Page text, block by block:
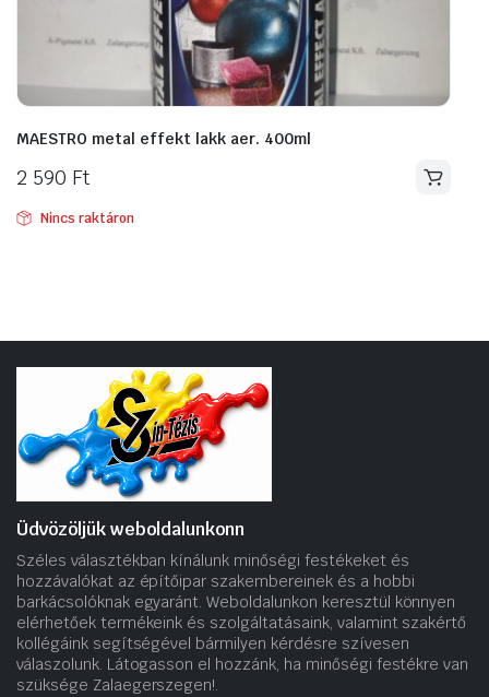
MAESTRO metal effekt lakk aer. 400ml
2 590 Ft
Nincs raktáron
Üdvözöljük weboldalunkonn
Széles választékban kínálunk minőségi festékeket és
hozzávalókat az építőipar szakembereinek és a hobbi
barkácsolóknak egyaránt. Weboldalunkon keresztül könnyen
elérhetőek termékeink és szolgáltatásaink, valamint szakértő
kollégáink segítségével bármilyen kérdésre szívesen
válaszolunk. Látogasson el hozzánk, ha minőségi festékre van
szüksége Zalaegerszegen!.